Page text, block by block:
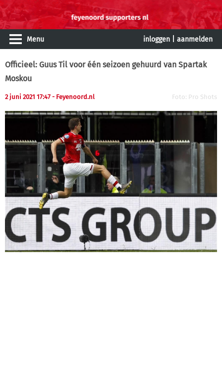
Menu inloggen aanmelden
Officieel: Guus Til voor één seizoen gehuurd van Spartak
Moskou
2 juni 2021 17:47 - Feyenoord.nl Foto: Pro Shots